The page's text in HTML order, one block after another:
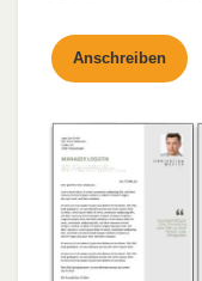
Anschreiben